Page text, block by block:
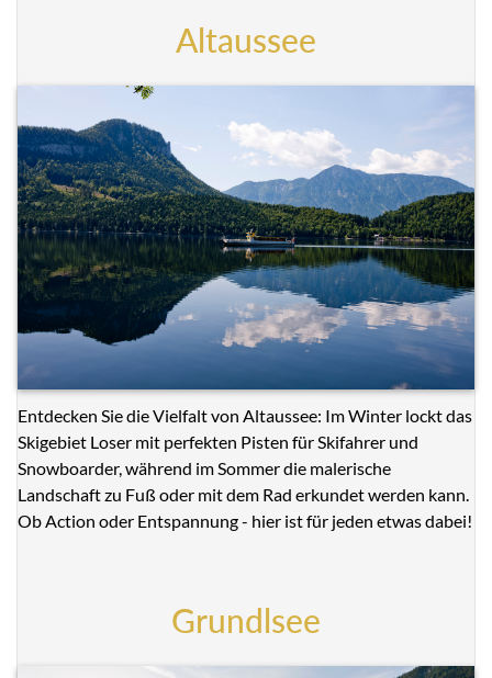
Altaussee
Entdecken Sie die Vielfalt von Altaussee: Im Winter lockt das
Skigebiet Loser mit perfekten Pisten für Skifahrer und
Snowboarder, während im Sommer die malerische
Landschaft zu Fuß oder mit dem Rad erkundet werden kann.
Ob Action oder Entspannung - hier ist für jeden etwas dabei!
Grundlsee